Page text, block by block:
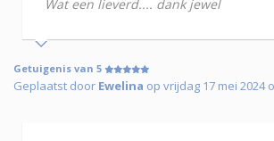
Wat een lieverd.... dank jewel
Getuigenis van 5
Geplaatst door Ewelina op vrijdag 17 mei 2024